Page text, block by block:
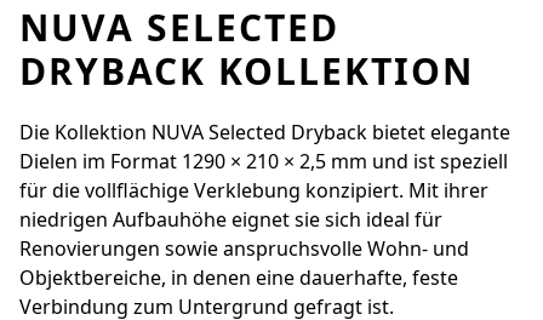
NUVA SELECTED
DRYBACK KOLLEKTION
Die Kollektion NUVA Selected Dryback bietet elegante
Dielen im Format 1290 × 210 × 2,5 mm und ist speziell
für die vollflächige Verklebung konzipiert. Mit ihrer
niedrigen Aufbauhöhe eignet sie sich ideal für
Renovierungen sowie anspruchsvolle Wohn- und
Objektbereiche, in denen eine dauerhafte, feste
Verbindung zum Untergrund gefragt ist.